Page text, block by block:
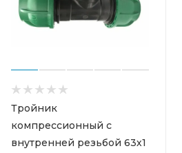
Тройник
компрессионный с
внутренней резьбой 63х1